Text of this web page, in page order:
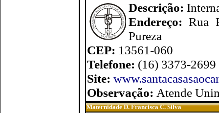
Descrição:
Endereço:Rua
Pureza
CEP: 13561-060
Telefone: (16) 3373-2699
Site:
Observação: Atende
Maternidade D. Francisca C. Silva